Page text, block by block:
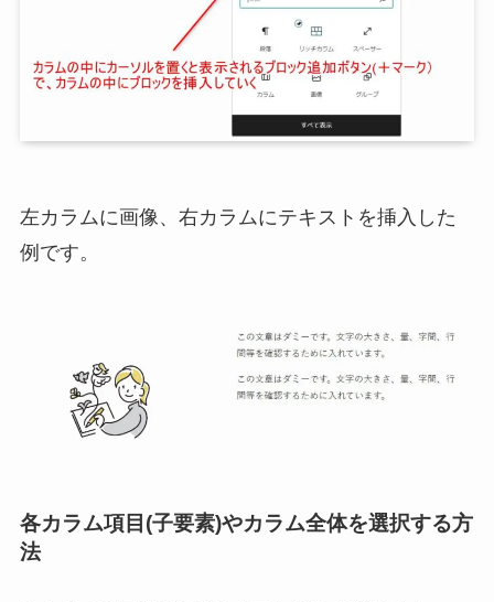
左カラムに画像、右カラムにテキストを挿入した
例です。
各カラム項目(子要素)やカラム全体を選択する方
法